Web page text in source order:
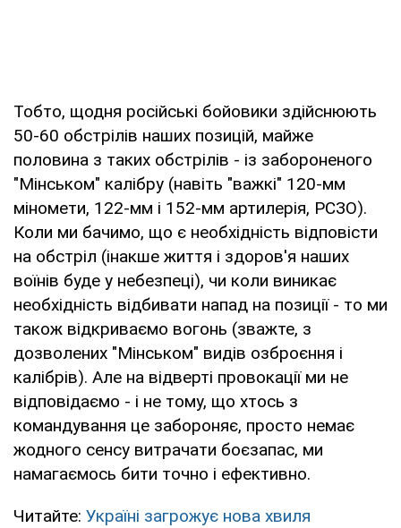
Тобто, щодня російські бойовики здійснюють
50-60 обстрілів наших позицій, майже
половина з таких обстрілів - із забороненого
"Мінськом" калібру (навіть "важкі" 120-мм
міномети, 122-мм і 152-мм артилерія, РСЗО).
Коли ми бачимо, що є необхідність відповісти
на обстріл (інакше життя і здоров'я наших
воїнів буде у небезпеці), чи коли виникає
необхідність відбивати напад на позиції - то ми
також відкриваємо вогонь (зважте, з
дозволених "Мінськом" видів озброєння і
калібрів). Але на відверті провокації ми не
відповідаємо - і не тому, що хтось з
командування це забороняє, просто немає
жодного сенсу витрачати боєзапас, ми
намагаємось бити точно і ефективно.
Читайте: Україні загрожує нова хвиля